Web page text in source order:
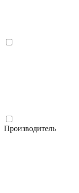
Производитель